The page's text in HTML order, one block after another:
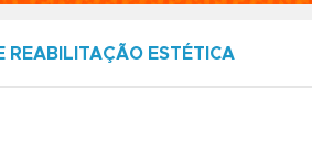
REABILITAÇÃO ESTÉTICA